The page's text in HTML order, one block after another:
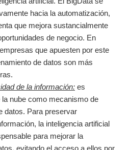
hacia la automatización,
que mejora sustancialmente
de negocio. En
que apuesten por este
de datos son más
de la información: es
nube como mecanismo de
datos. Para preservar
la inteligencia artificial
para mejorar la
evitando el acceso a ellos por